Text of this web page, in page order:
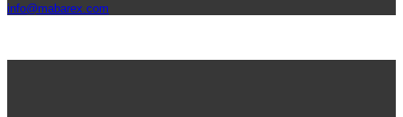
info@mabarex.com